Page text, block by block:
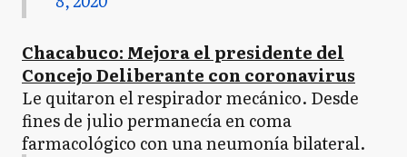
Chacabuco: Mejora el presidente del
Concejo Deliberante con coronavirus
Le quitaron el respirador mecánico. Desde
fines de julio permanecía en coma
farmacológico con una neumonía bilateral.